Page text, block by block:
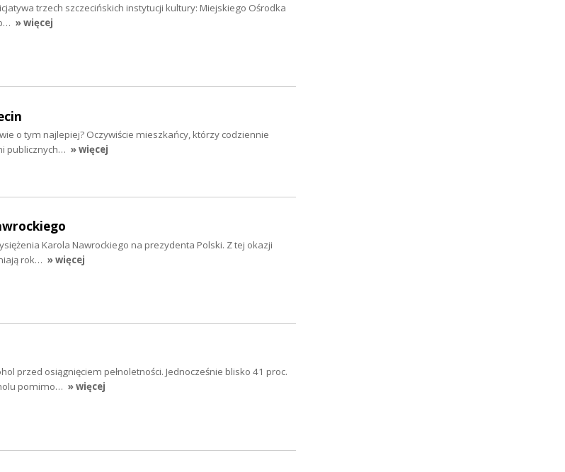
trzech szczecińskich instytucji kultury: Miejskiego Ośrodka
» więcej
o tym najlepiej? Oczywiście mieszkańcy, którzy codziennie
publicznych… » więcej
Karola Nawrockiego na prezydenta Polski. Z tej okazji
rok… » więcej
przed osiągnięciem pełnoletności. Jednocześnie blisko 41 proc.
pomimo… » więcej